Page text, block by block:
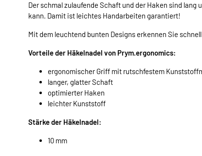
Der schmal zulaufende Schaft und der Haken sind
kann. Damit ist leichtes Handarbeiten garantiert!
Mit dem leuchtend bunten Designs erkennen Sie
Vorteile der Häkelnadel von Prym.ergonomics:
ergonomischer Griff mit rutschfestem
langer, glatter Schaft
optimierter Haken
leichter Kunststoff
Stärke der Häkelnadel:
10 mm